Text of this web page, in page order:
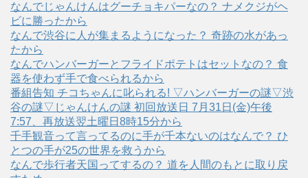
なんでじゃんけんはグーチョキパーなの？ ナメクジがヘ
ビに勝ったから
なんで渋谷に人が集まるようになった？ 奇跡の水があっ
たから
なんでハンバーガーとフライドポテトはセットなの？ 食
器を使わず手で食べられるから
番組告知 チコちゃんに叱られる! ▽ハンバーガーの謎▽渋
谷の謎▽じゃんけんの謎 初回放送日 7月31日(金)午後
7:57、再放送翌土曜日8時15分から
千手観音って言ってるのに手が千本ないのはなんで？ ひ
とつの手が25の世界を救うから
なんで歩行者天国ってするの？ 道を人間のもとに取り戻